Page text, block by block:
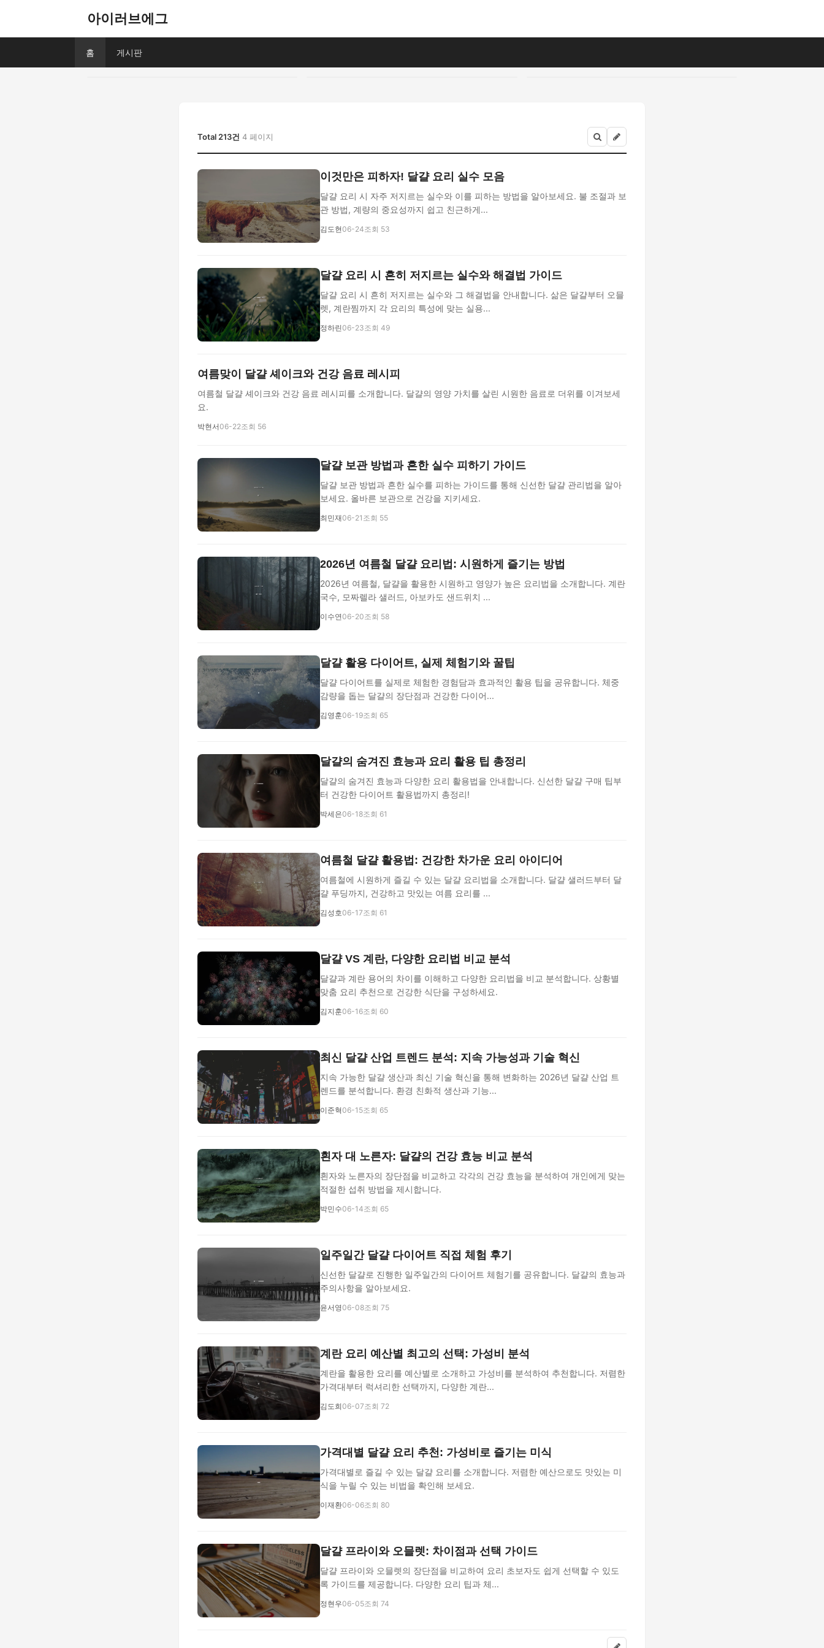
아이러브에그
홈 게시판
Total 213건 4 페이지
이것만은 피하자! 달걀 요리 실수 모음
달걀 요리 시 자주 저지르는 실수와 이를 피하는 방법을 알아보세요. 불 조절과 보
관 방법, 계량의 중요성까지 쉽고 친근하게...
김도현06-24조회 53
달걀 요리 시 흔히 저지르는 실수와 해결법 가이드
달걀 요리 시 흔히 저지르는 실수와 그 해결법을 안내합니다. 삶은 달걀부터 오믈
렛, 계란찜까지 각 요리의 특성에 맞는 실용...
정하린06-23조회 49
여름맞이 달걀 셰이크와 건강 음료 레시피
여름철 달걀 셰이크와 건강 음료 레시피를 소개합니다. 달걀의 영양 가치를 살린 시원한 음료로 더위를 이겨보세
요.
박현서06-22조회 56
달걀 보관 방법과 흔한 실수 피하기 가이드
달걀 보관 방법과 흔한 실수를 피하는 가이드를 통해 신선한 달걀 관리법을 알아
보세요. 올바른 보관으로 건강을 지키세요.
최민재06-21 조회 55
2026년 여름철 달걀 요리법: 시원하게 즐기는 방법
2026년 여름철, 달걀을 활용한 시원하고 영양가 높은 요리법을 소개합니다. 계란
국수, 모짜렐라 샐러드, 아보카도 샌드위치 ...
이수연06-20조회 58
달걀 활용 다이어트, 실제 체험기와 꿀팁
달걀 다이어트를 실제로 체험한 경험담과 효과적인 활용 팁을 공유합니다. 체중
감량을 돕는 달걀의 장단점과 건강한 다이어...
김영훈06-19조회 65
달걀의 숨겨진 효능과 요리 활용 팁 총정리
달걀의 숨겨진 효능과 다양한 요리 활용법을 안내합니다. 신선한 달걀 구매 팁부
터 건강한 다이어트 활용법까지 총정리!
박세은06-18조회 61
여름철 달걀 활용법: 건강한 차가운 요리 아이디어
여름철에 시원하게 즐길 수 있는 달걀 요리법을 소개합니다. 달걀 샐러드부터 달
걀 푸딩까지, 건강하고 맛있는 여름 요리를 ...
김성호06-17조회 61
달걀 VS 계란, 다양한 요리법 비교 분석
달걀과 계란 용어의 차이를 이해하고 다양한 요리법을 비교 분석합니다. 상황별
맞춤 요리 추천으로 건강한 식단을 구성하세요.
김지훈06-16조회 60
최신 달걀 산업 트렌드 분석: 지속 가능성과 기술 혁신
지속 가능한 달걀 생산과 최신 기술 혁신을 통해 변화하는 2026년 달걀 산업 트
렌드를 분석합니다. 환경 친화적 생산과 기능...
이준혁06-15조회 65
흰자 대 노른자: 달걀의 건강 효능 비교 분석
흰자와 노른자의 장단점을 비교하고 각각의 건강 효능을 분석하여 개인에게 맞는
적절한 섭취 방법을 제시합니다.
박민수06-14조회 65
일주일간 달걀 다이어트 직접 체험 후기
신선한 달걀로 진행한 일주일간의 다이어트 체험기를 공유합니다. 달걀의 효능과
주의사항을 알아보세요.
윤서영06-08조회 75
계란 요리 예산별 최고의 선택: 가성비 분석
계란을 활용한 요리를 예산별로 소개하고 가성비를 분석하여 추천합니다. 저렴한
가격대부터 럭셔리한 선택까지, 다양한 계란...
김도희06-07조회 72
가격대별 달걀 요리 추천: 가성비로 즐기는 미식
가격대별로 즐길 수 있는 달걀 요리를 소개합니다. 저렴한 예산으로도 맛있는 미
식을 누릴 수 있는 비법을 확인해 보세요.
이재환06-06조회 80
달걀 프라이와 오믈렛: 차이점과 선택 가이드
달걀 프라이와 오믈렛의 장단점을 비교하여 요리 초보자도 쉽게 선택할 수 있도
록 가이드를 제공합니다. 다양한 요리 팁과 체...
정현우06-05조회 74